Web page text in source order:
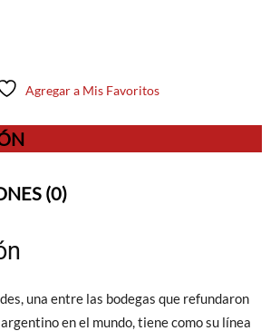
Agregar a Mis Favoritos
(0)
una entre las bodegas que refundaron
en el mundo, tiene como su línea